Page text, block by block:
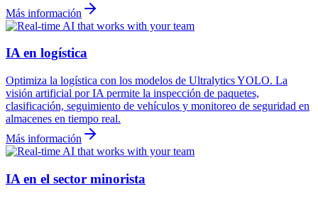
Más información
IA en logística
Optimiza la logística con los modelos de Ultralytics YOLO. La
visión artificial por IA permite la inspección de paquetes,
clasificación, seguimiento de vehículos y monitoreo de seguridad en
almacenes en tiempo real.
Más información
IA en el sector minorista